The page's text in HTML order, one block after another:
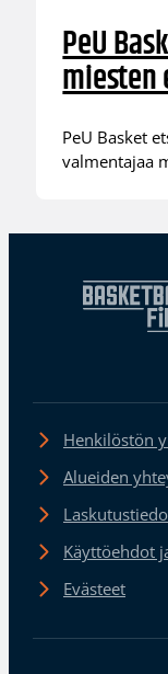
PeU
miesten
PeU Basket
valmentajaa
Henkilöstön
Alueiden
Käyttöehdot
Evästeet